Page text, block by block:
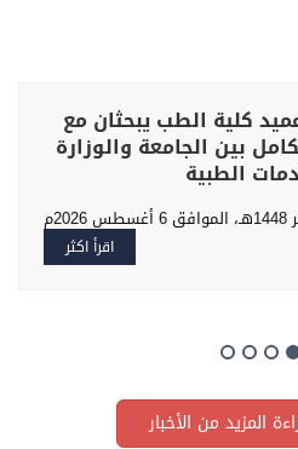
كلية الطب يبحثان مع
بين الجامعة والوزارة
الطبية
□ إعلام جامعة ذمار | 21 صفر 1448هـ، الموافق 6 أغسطس 2026م
العلمي السادس للجمعية
والحنجرة المنعقد بالعاصمة صنعاء،
عميد كلية الطب البشري بجامعة ذمار،
والتنسيق بين الجامعة والوزارة
اقرأ اكثر
المزيد من الأخبار